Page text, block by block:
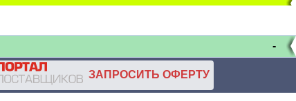
-
ЗАПРОСИТЬ ОФЕРТУ